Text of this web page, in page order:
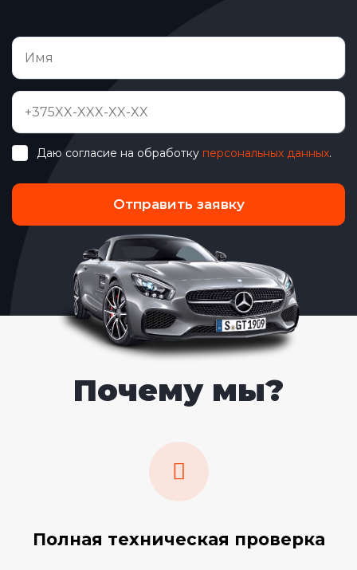
Даю согласие на обработку персональных данных.
Отправить заявку
Почему мы?
Полная техническая проверка